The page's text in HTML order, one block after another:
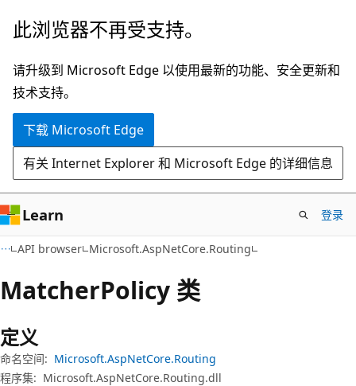
跳
主
要
内
跳
页
内
导
此浏览器不再受支持。
请升级到 Microsoft Edge 以使用最新的功能、安全更新和
技术支持。
下载 Microsoft Edge
有关 Internet Explorer 和 Microsoft Edge 的详细信息
Learn 登录
API browser Microsoft.AspNetCore.Routing
MatcherPolicy 类
定义
命名空间: Microsoft.AspNetCore.Routing
程序集: Microsoft.AspNetCore.Routing.dll